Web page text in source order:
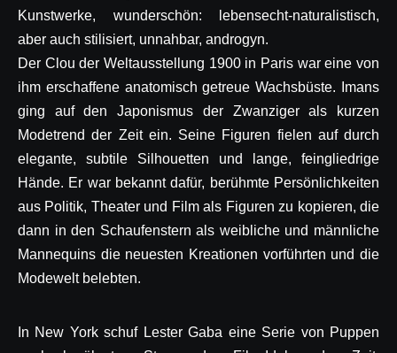
Kunstwerke, wunderschön: lebensecht-naturalistisch,
aber auch stilisiert, unnahbar, androgyn.
Der Clou der Weltausstellung 1900 in Paris war eine von
ihm erschaffene anatomisch getreue Wachsbüste. Imans
ging auf den Japonismus der Zwanziger als kurzen
Modetrend der Zeit ein. Seine Figuren fielen auf durch
elegante, subtile Silhouetten und lange, feingliedrige
Hände. Er war bekannt dafür, berühmte Persönlichkeiten
aus Politik, Theater und Film als Figuren zu kopieren, die
dann in den Schaufenstern als weibliche und männliche
Mannequins die neuesten Kreationen vorführten und die
Modewelt belebten.
In New York schuf Lester Gaba eine Serie von Puppen